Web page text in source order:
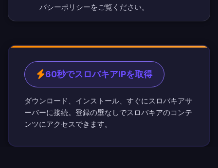
バシーポリシーをご覧ください。
60秒でスロバキアIPを取得
ダウンロード、インストール、すぐにスロバキアサ
ーバーに接続。登録の壁なしでスロバキアのコンテ
ンツにアクセスできます。